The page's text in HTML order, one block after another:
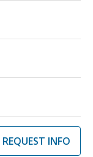
REQUEST INFO